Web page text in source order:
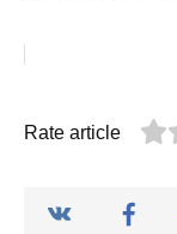
Rate article